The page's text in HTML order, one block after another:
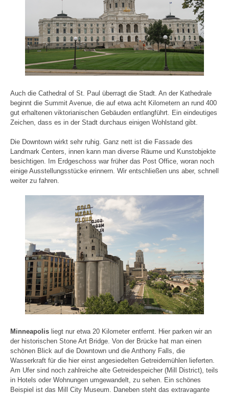
Auch die Cathedral of St. Paul überragt die Stadt. An der Kathedrale
beginnt die Summit Avenue, die auf etwa acht Kilometern an rund 400
gut erhaltenen viktorianischen Gebäuden entlangführt. Ein eindeutiges
Zeichen, dass es in der Stadt durchaus einigen Wohlstand gibt.
Die Downtown wirkt sehr ruhig. Ganz nett ist die Fassade des
Landmark Centers, innen kann man diverse Räume und Kunstobjekte
besichtigen. Im Erdgeschoss war früher das Post Office, woran noch
einige Ausstellungsstücke erinnern. Wir entschließen uns aber, schnell
weiter zu fahren.
Minneapolis liegt nur etwa 20 Kilometer entfernt. Hier parken wir an
der historischen Stone Art Bridge. Von der Brücke hat man einen
schönen Blick auf die Downtown und die Anthony Falls, die
Wasserkraft für die hier einst angesiedelten Getreidemühlen lieferten.
Am Ufer sind noch zahlreiche alte Getreidespeicher (Mill District), teils
in Hotels oder Wohnungen umgewandelt, zu sehen. Ein schönes
Beispiel ist das Mill City Museum. Daneben steht das extravagante